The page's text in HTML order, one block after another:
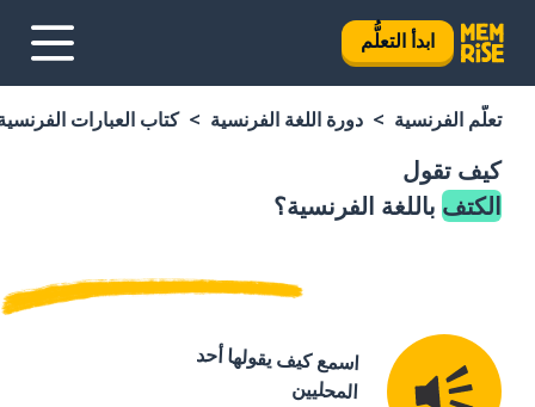
ابدأ التعلُّم
تعلَّم الفرنسية دورة اللغة الفرنسية كتاب العبارات
كيف تقول
الكتف باللغة الفرنسية؟
اسمع كيف يقولها أحد
المحليين